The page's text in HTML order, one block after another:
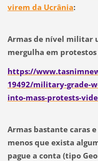
virem da Ucrânia:
Armas de nível militar
mergulha em protestos
https://
19492/military-grade-
into-mass-protests-
Armas bastante caras
menos que exista
pague a conta (tipo